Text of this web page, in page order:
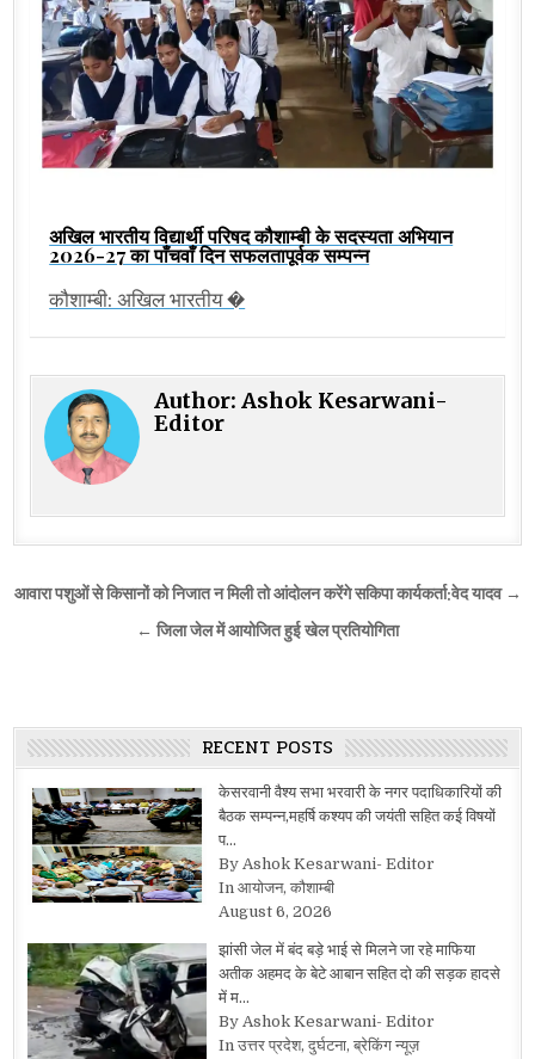
अखिल भारतीय विद्यार्थी परिषद कौशाम्बी के सदस्यता अभियान
2026-27 का पाँचवाँ दिन सफलतापूर्वक सम्पन्न
कौशाम्बी: अखिल भारतीय �
Author:Ashok Kesarwani-
Editor
Post
navigation
आवारा पशुओं से किसानों को निजात न मिली तो आंदोलन करेंगे सकिपा कार्यकर्ता:वेद यादव →
← जिला जेल में आयोजित हुई खेल प्रतियोगिता
RECENT POSTS
केसरवानी वैश्य सभा भरवारी के नगर पदाधिकारियों की
बैठक सम्पन्न,महर्षि कश्यप की जयंती सहित कई विषयों
प…
By Ashok Kesarwani- Editor
In आयोजन, कौशाम्बी
August 6, 2026
झांसी जेल में बंद बड़े भाई से मिलने जा रहे माफिया
अतीक अहमद के बेटे आबान सहित दो की सड़क हादसे
में म…
By Ashok Kesarwani- Editor
In उत्तर प्रदेश, दुर्घटना, ब्रेकिंग न्यूज़